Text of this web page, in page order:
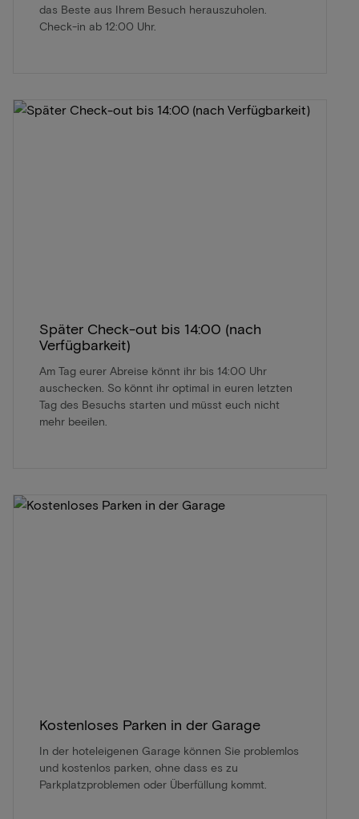
das Beste aus Ihrem Besuch herauszuholen.
Check-in ab 12:00 Uhr.
Später Check-out bis 14:00 (nach
Verfügbarkeit)
Am Tag eurer Abreise könnt ihr bis 14:00 Uhr
auschecken. So könnt ihr optimal in euren letzten
Tag des Besuchs starten und müsst euch nicht
mehr beeilen.
Kostenloses Parken in der Garage
In der hoteleigenen Garage können Sie problemlos
und kostenlos parken, ohne dass es zu
Parkplatzproblemen oder Überfüllung kommt.